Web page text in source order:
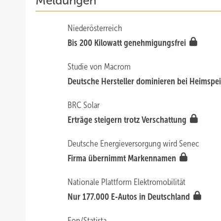
Niederösterreich
Bis 200 Kilowatt genehmigungsfrei
Studie von Macrom
Deutsche Hersteller dominieren bei
BRC Solar
Erträge steigern trotz Verschattung
Deutsche Energieversorgung wird Senec
Firma übernimmt Markennamen
Nationale Plattform Elektromobilität
Nur 177.000 E-Autos in Deutschland